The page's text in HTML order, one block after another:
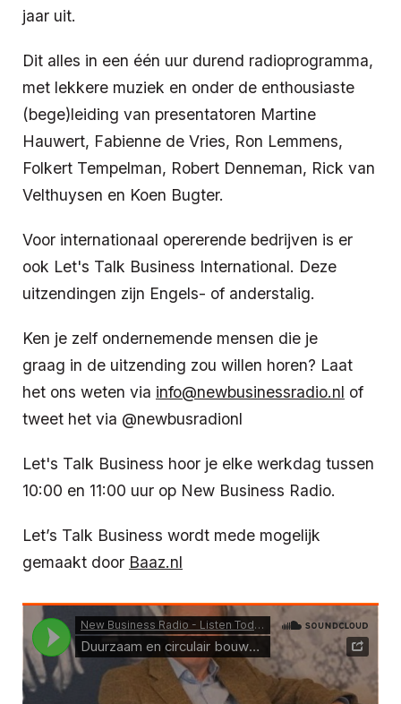
jaar uit.
Dit alles in een één uur durend radioprogramma,
met lekkere muziek en onder de enthousiaste
(bege)leiding van presentatoren Martine
Hauwert, Fabienne de Vries, Ron Lemmens,
Folkert Tempelman, Robert Denneman, Rick van
Velthuysen en Koen Bugter.
Voor internationaal opererende bedrijven is er
ook Let's Talk Business International. Deze
uitzendingen zijn Engels- of anderstalig.
Ken je zelf ondernemende mensen die je
graag in de uitzending zou willen horen? Laat
het ons weten via info@newbusinessradio.nl of
tweet het via @newbusradionl
Let's Talk Business hoor je elke werkdag tussen
10:00 en 11:00 uur op New Business Radio.
Let’s Talk Business wordt mede mogelijk
gemaakt door Baaz.nl